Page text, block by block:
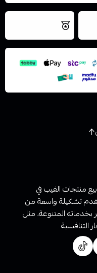
هنا
نتميز بلجودة
منتجات الفيب في
تشكيلة واسعة من
بخدماته المتنوعة، مثل
التنافسية